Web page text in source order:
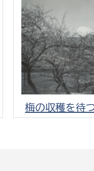
議会局
議会総務課
梅の収穫を待